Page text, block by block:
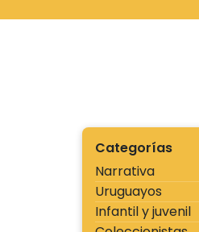
Categorías
Narrativa
Uruguayos
Infantil y juvenil